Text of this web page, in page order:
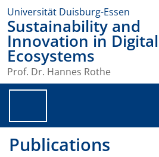
Universität Duisburg-Essen
Sustainability and
Innovation in Digital
Ecosystems
Prof. Dr. Hannes Rothe
Publications